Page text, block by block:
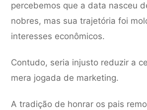
percebemos que a data nasceu
nobres, mas sua trajetória foi
interesses econômicos.
Contudo, seria injusto reduzir a
mera jogada de marketing.
A tradição de honrar os pais